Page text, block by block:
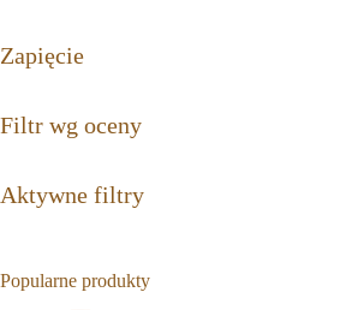
Zapięcie
Filtr wg oceny
Aktywne filtry
Popularne produkty